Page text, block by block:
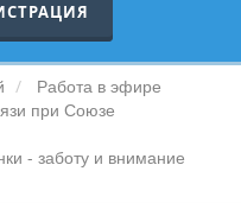
Работа в эфире
при Союзе
- заботу и внимание